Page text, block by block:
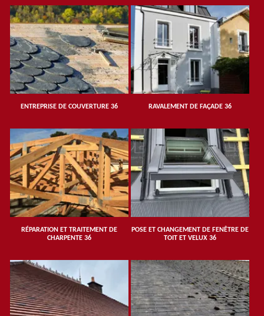
ENTREPRISE DE COUVERTURE 36 RAVALEMENT DE FAÇADE 36
RÉPARATION ET TRAITEMENT DE
CHARPENTE 36
POSE ET CHANGEMENT DE FENÊTRE DE
TOIT ET VELUX 36